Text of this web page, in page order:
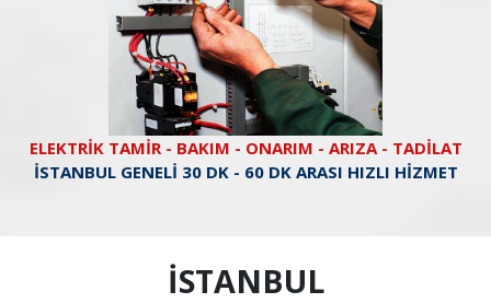
ELEKTRİK TAMİR - BAKIM - ONARIM - ARIZA - TADİLAT
İSTANBUL GENELİ 30 DK - 60 DK ARASI HIZLI HİZMET
İSTANBUL